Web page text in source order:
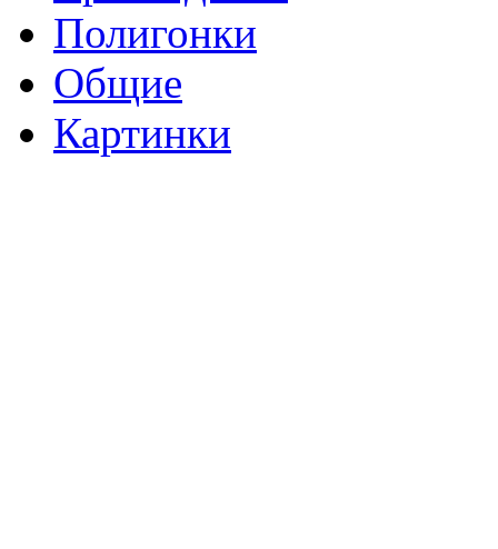
Полигонки
Общие
Картинки